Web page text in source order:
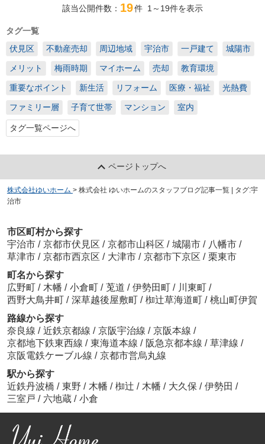
該当公開件数： 19件 1～19件を表示
タグ一覧
伏見区
不動産売却 周辺地域 宇治市 一戸建て 城陽市
メリット 梅雨時期 マイホーム 売却 教育環境
重要なポイント 新生活 リフォーム 医療・福祉 光熱費
ファミリー層 子育て世帯 マンション 室内
タグ一覧ページへ
ページトップへ
株式会社ゆいホーム > 株式会社 ゆいホームのスタッフブログ記事一覧 | タグ:宇
治市
市区町村から探す
宇治市 / 京都市伏見区 / 京都市山科区 / 城陽市 / 八幡市 /
草津市 / 京都市西京区 / 大津市 / 京都市下京区 / 栗東市
町名から探す
広野町 / 木幡 / 小倉町 / 莵道 / 伊勢田町 / 川東町 /
西野大鳥井町 / 深草越後屋敷町 / 椥辻草海道町 / 桃山町伊賀
路線から探す
奈良線 / 近鉄京都線 / 京阪宇治線 / 京阪本線 /
京都地下鉄東西線 / 東海道本線 / 阪急京都本線 / 草津線 /
京阪電鉄ケーブル線 / 京都市営烏丸線
駅から探す
近鉄丹波橋 / 東野 / 木幡 / 椥辻 / 木幡 / 大久保 / 伊勢田 /
三室戸 / 六地蔵 / 小倉